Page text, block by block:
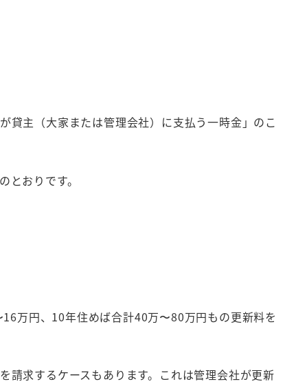
貸主（大家または管理会社）に支払う一時金」のこ
おりです。
万円、10年住めば合計40万〜80万円もの更新料を
請求するケースもあります。これは管理会社が更新